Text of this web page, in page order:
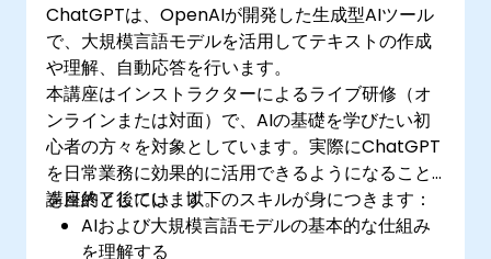
ChatGPTは、OpenAIが開発した生成型AIツール
で、大規模言語モデルを活用してテキストの作成
や理解、自動応答を行います。
本講座はインストラクターによるライブ研修（オ
ンラインまたは対面）で、AIの基礎を学びたい初
心者の方々を対象としています。実際にChatGPT
を日常業務に効果的に活用できるようになること
を目的としています。
講座終了後には、以下のスキルが身につきます：
AIおよび大規模言語モデルの基本的な仕組み
を理解する